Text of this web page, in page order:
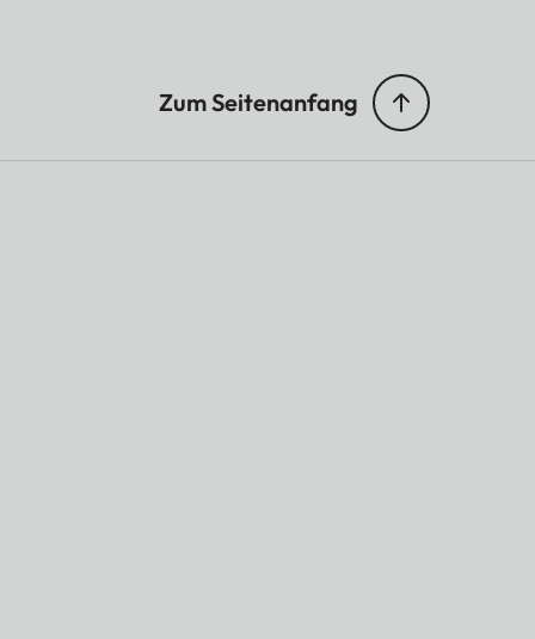
Zum Seitenanfang